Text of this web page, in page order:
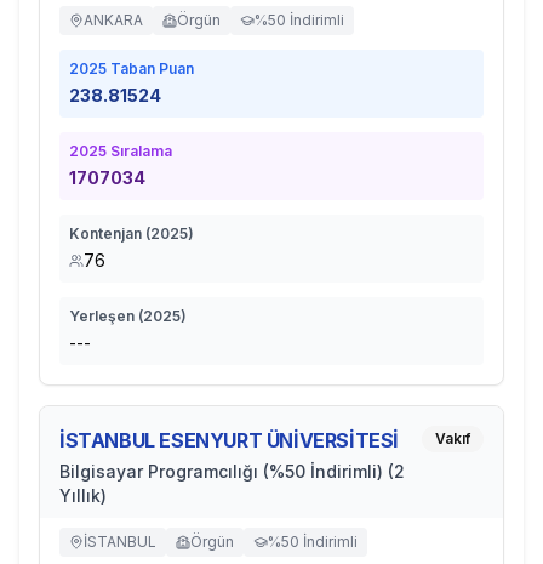
ANKARA Örgün %50 İndirimli
2025 Taban Puan
238.81524
2025 Sıralama
1707034
Kontenjan (2025)
76
Yerleşen (2025)
---
İSTANBUL ESENYURT ÜNİVERSİTESİ
Bilgisayar Programcılığı (%50 İndirimli) (2
Yıllık)
Vakıf
İSTANBUL Örgün %50 İndirimli